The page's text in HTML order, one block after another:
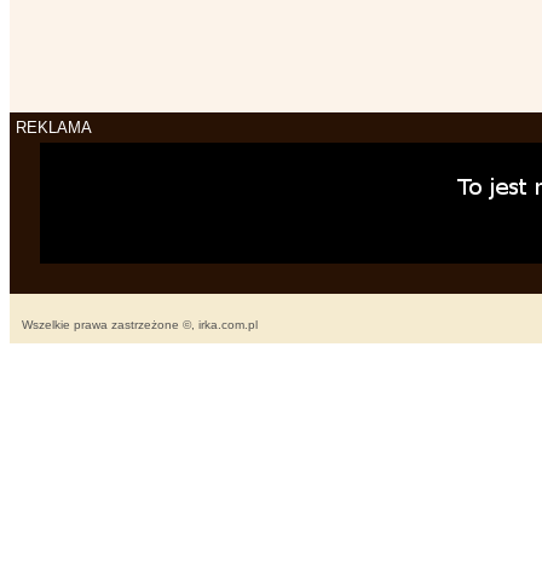
REKLAMA
Wszelkie prawa zastrzeżone ©, irka.com.pl